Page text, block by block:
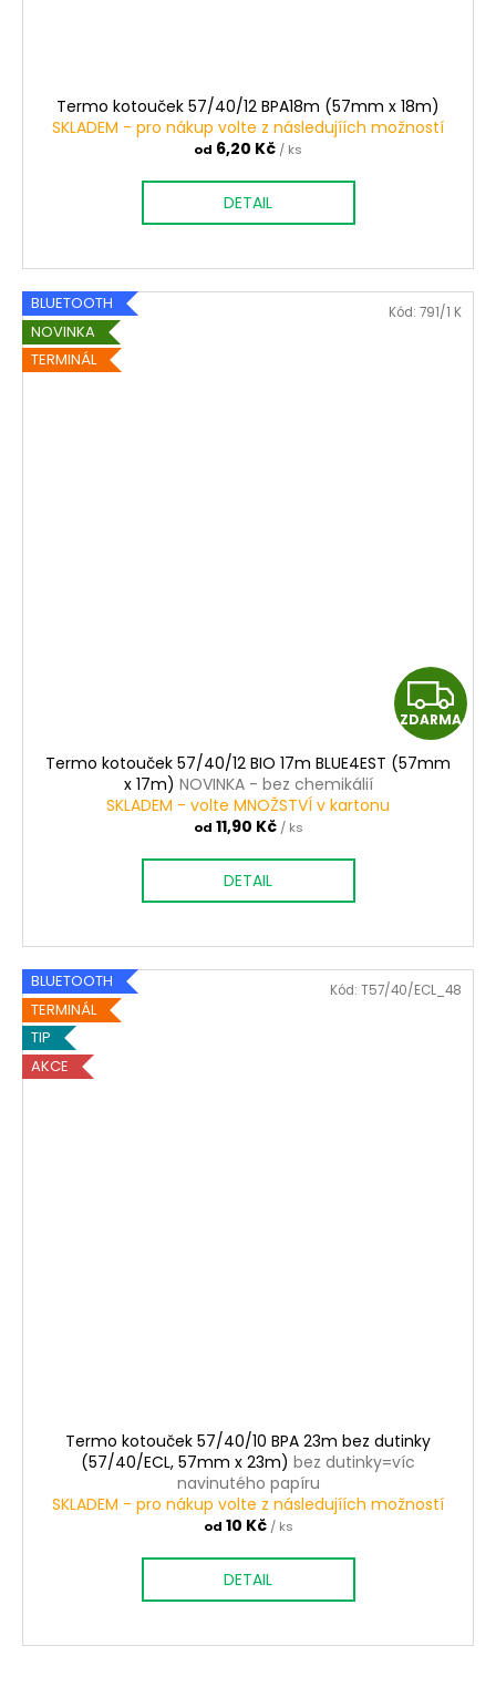
Termo kotouček 57/40/12 BPA18m (57mm x 18m)
SKLADEM - pro nákup volte z následujíích možností
od 6,20 Kč / ks
DETAIL
BLUETOOTH
NOVINKA
TERMINÁL
Z
D
ZDARMA
Termo kotouček 57/40/12 BIO 17m BLUE4EST (57mm
x 17m) NOVINKA - bez chemikálií
SKLADEM - volte MNOŽSTVÍ v kartonu
od 11,90 Kč / ks
DETAIL
Kód: 791/1 K
BLUETOOTH
TERMINÁL
TIP
AKCE
Termo kotouček 57/40/10 BPA 23m bez dutinky
(57/40/ECL, 57mm x 23m) bez dutinky=víc
navinutého papíru
SKLADEM - pro nákup volte z následujíích možností
od 10 Kč / ks
DETAIL
Kód: T57/40/ECL_48